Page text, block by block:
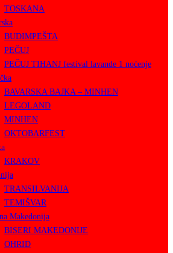
TOSKANA
BUDIMPEŠTA
PEČUJ
PEČUJ TIHANJ festival lavande 1 noćenje
BAVARSKA BAJKA – MINHEN
LEGOLAND
MINHEN
OKTOBARFEST
KRAKOV
TRANSILVANIJA
TEMIŠVAR
Makedonija
BISERI MAKEDONIJE
OHRID